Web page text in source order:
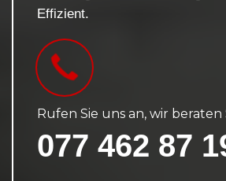
Effizient.
Rufen Sie uns an, wir beraten
077 462 87